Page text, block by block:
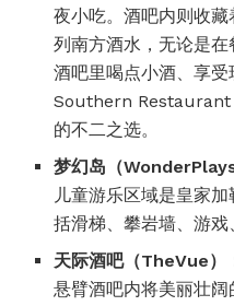
夜小吃。酒吧内则收
列南方酒水，无论是
酒吧里喝点小酒、享
Southern Restaurant
的不二之选。
梦幻岛（Wonder
儿童游乐区域是皇家
括滑梯、攀岩墙、游戏
天际酒吧（TheVue）
悬臂酒吧内将美丽壮